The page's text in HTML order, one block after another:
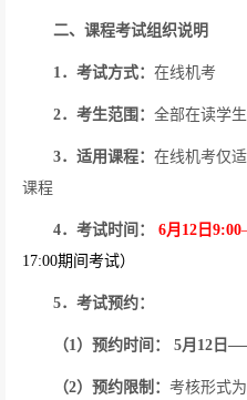
二、课程考试组织说明
1．考试方式： 在线机考
2．考生范围： 全部在读学生
3．适用课程： 在线机考仅
课程
4．考试时间： 6月 12 日 9:00
17:00期间考试）
5．考试预约：
（1）预约时间： 5月 12 日
（2）预约限制： 考核形式